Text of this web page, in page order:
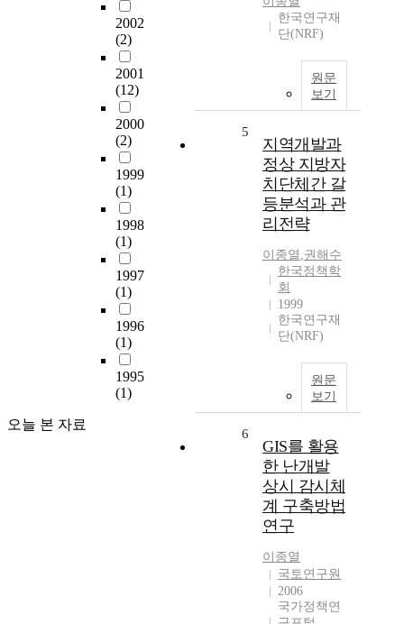
2002
(2)
2001
(12)
2000
(2)
1999
(1)
1998
(1)
1997
(1)
1996
(1)
1995
(1)
오늘 본 자료
한국연구재
단(NRF)
원문
보기
5
지역개발과
정상 지방자
치단체간 갈
등분석과 관
리전략
이종열 ,권해수
한국정책학
회
1999
한국연구재
단(NRF)
원문
보기
6
GIS를 활용
한 난개발
상시 감시체
계 구축방법
연구
이종열
국토연구원
2006
국가정책연